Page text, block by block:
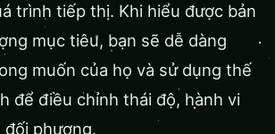
trình tiếp thị. Khi hiểu được bản
mục tiêu, bạn sẽ dễ dàng
muốn của họ và sử dụng thế
để điều chỉnh thái độ, hành vi
đối phương.